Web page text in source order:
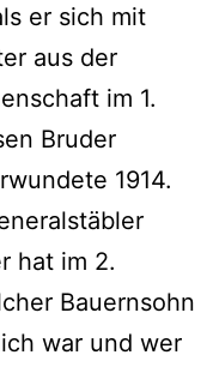
er sich mit
aus der
im 1.
Bruder
1914.
hat im 2.
Bauernsohn
war und wer